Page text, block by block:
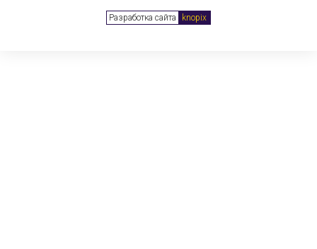
Разработка сайта knopix